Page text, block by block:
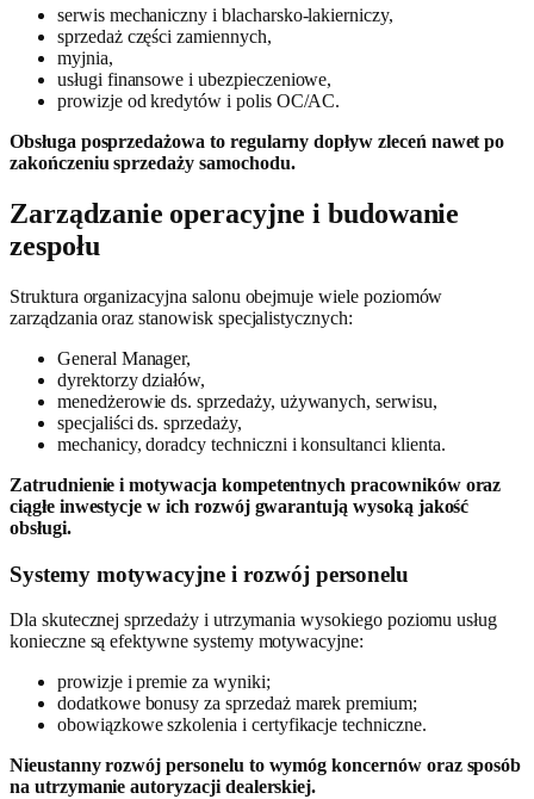
serwis mechaniczny i blacharsko-lakierniczy,
sprzedaż części zamiennych,
myjnia,
usługi finansowe i ubezpieczeniowe,
prowizje od kredytów i polis OC/AC.
Obsługa posprzedażowa to regularny dopływ zleceń nawet po
zakończeniu sprzedaży samochodu.
Zarządzanie operacyjne i budowanie
zespołu
Struktura organizacyjna salonu obejmuje wiele poziomów
zarządzania oraz stanowisk specjalistycznych:
General Manager,
dyrektorzy działów,
menedżerowie ds. sprzedaży, używanych, serwisu,
specjaliści ds. sprzedaży,
mechanicy, doradcy techniczni i konsultanci klienta.
Zatrudnienie i motywacja kompetentnych pracowników oraz
ciągłe inwestycje w ich rozwój gwarantują wysoką jakość
obsługi.
Systemy motywacyjne i rozwój personelu
Dla skutecznej sprzedaży i utrzymania wysokiego poziomu usług
konieczne są efektywne systemy motywacyjne:
prowizje i premie za wyniki;
dodatkowe bonusy za sprzedaż marek premium;
obowiązkowe szkolenia i certyfikacje techniczne.
Nieustanny rozwój personelu to wymóg koncernów oraz sposób
na utrzymanie autoryzacji dealerskiej.